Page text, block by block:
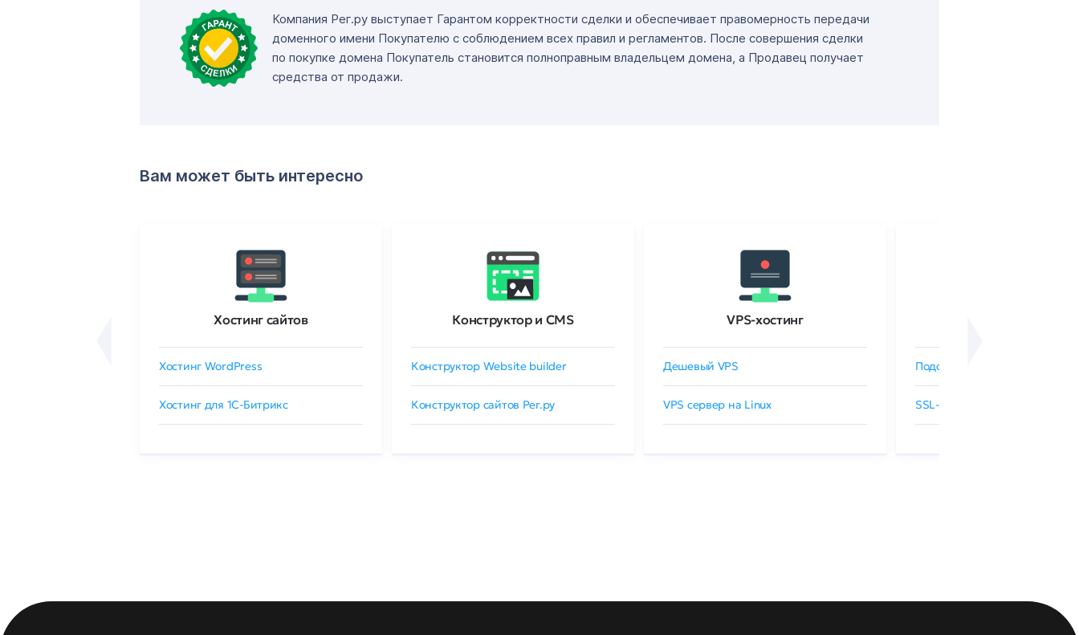
Компания Рег.ру выступает Гарантом корректности сделки и обеспечивает правомерность передачи
доменного имени Покупателю с соблюдением всех правил и регламентов. После совершения сделки
по покупке домена Покупатель становится полноправным владельцем домена, а Продавец получает
средства от продажи.
Вам может быть интересно
Хостинг сайтов
Хостинг WordPress
Хостинг для 1C-Битрикс
Конструктор и CMS
Конструктор Website builder
Конструктор сайтов Рег.ру
VPS-хостинг
Дешевый VPS
VPS сервер на Linux
Подобрать SSL-сертификат
SSL-сертификаты GlobalSign